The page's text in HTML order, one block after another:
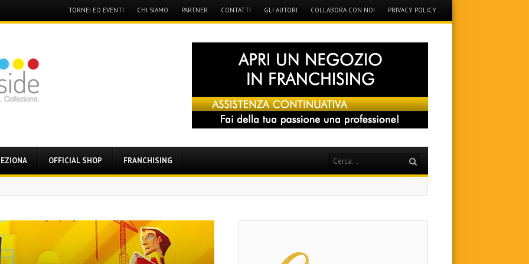
Menu
Skip
to
TORNEI ED EVENTI CHI SIAMO PARTNER CONTATTI GLI AUTORI COLLABORA CON NOI PRIVACY POLICY
OFFICIAL SHOP FRANCHISING Search